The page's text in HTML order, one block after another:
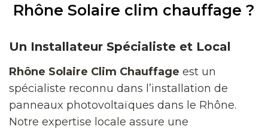
Rhône Solaire clim chauffage ?
Un Installateur Spécialiste et Local
Rhône Solaire Clim Chauffage est un
spécialiste reconnu dans l’installation de
panneaux photovoltaïques dans le Rhône.
Notre expertise locale assure une